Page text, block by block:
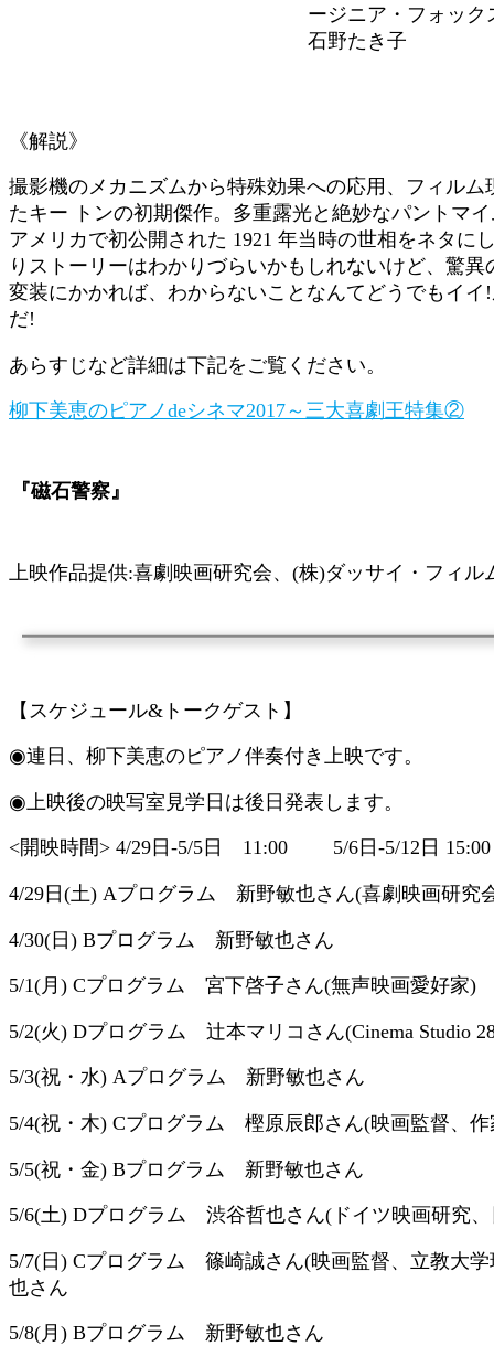
ージニア・フォッ
石野たき子
《解説》
撮影機のメカニズムから特殊効果への応用、フィル
たキー トンの初期傑作。多重露光と絶妙なパントマ
アメリカで初公開された 1921 年当時の世相をネタに
りストーリーはわかりづらいかもしれないけど、驚
変装にかかれば、わからないことなんてどうでもイ
だ!
あらすじなど詳細は下記をご覧ください。
柳下美恵のピアノdeシネマ2017～三大喜劇王特集②
『磁石警察』
上映作品提供:喜劇映画研究会、(株)ダッサイ・フィル
【スケジュール&トークゲスト】
◉連日、柳下美恵のピアノ伴奏付き上映です。
◉上映後の映写室見学日は後日発表します。
<開映時間> 4/29日-5/5日 11:00 5/6日-5/12日 15:00
4/29日(土) Aプログラム 新野敏也さん(喜劇映画研究
4/30(日) Bプログラム 新野敏也さん
5/1(月) Cプログラム 宮下啓子さん(無声映画愛好家)
5/2(火) Dプログラム 辻本マリコさん(Cinema Studio
5/3(祝・水) Aプログラム 新野敏也さん
5/4(祝・木) Cプログラム 樫原辰郎さん(映画監督、作
5/5(祝・金) Bプログラム 新野敏也さん
5/6(土) Dプログラム 渋谷哲也さん(ドイツ映画研究
5/7(日) Cプログラム 篠崎誠さん(映画監督、立教大
也さん
5/8(月) Bプログラム 新野敏也さん